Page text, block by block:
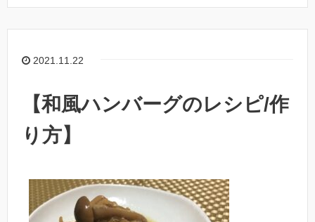
2021.11.22
【和風ハンバーグのレシピ/作
り方】